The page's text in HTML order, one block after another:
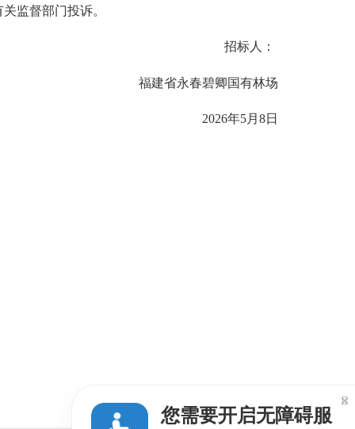
监督部门投诉。
招标人：
福建省永春碧卿国有林场
2026年5月8日
您需要开启无障碍服
